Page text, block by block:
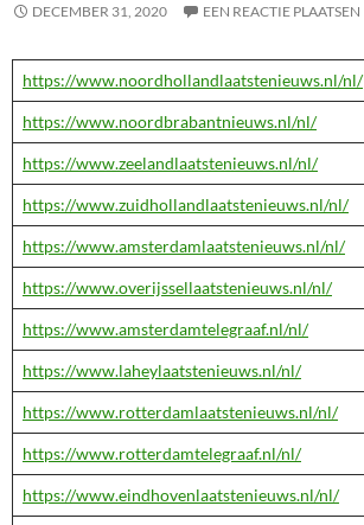
DECEMBER 31, 2020 EEN REACTIE PLAATSEN
https://www.noordhollandlaatstenieuws.nl/nl/
https://www.noordbrabantnieuws.nl/nl/
https://www.zeelandlaatstenieuws.nl/nl/
https://www.zuidhollandlaatstenieuws.nl/nl/
https://www.amsterdamlaatstenieuws.nl/nl/
https://www.overijssellaatstenieuws.nl/nl/
https://www.amsterdamtelegraaf.nl/nl/
https://www.laheylaatstenieuws.nl/nl/
https://www.rotterdamlaatstenieuws.nl/nl/
https://www.rotterdamtelegraaf.nl/nl/
https://www.eindhovenlaatstenieuws.nl/nl/